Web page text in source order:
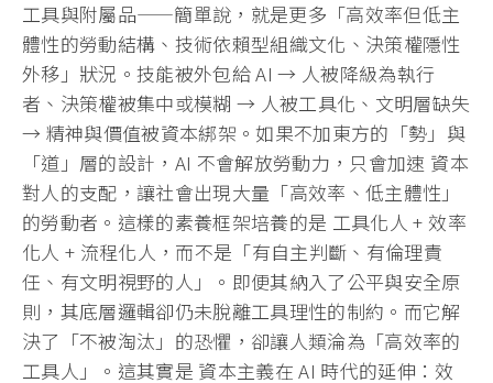
工具與附屬品——簡單說，就是更多「高效率但低主
體性的勞動結構、技術依賴型組織文化、 決策權隱性
外移」狀況。技能被外包給 AI → 人被降級為執行
者、決策權被集中或模糊 → 人被工具化、文明層缺失
→ 精神與價值被資本綁架。如果不加東方的「勢」與
「道」層的設計， AI 不會解放勞動力，只會加速 資本
對人的支配，讓社會出現大量「高效率、低主體性」
的勞動者。 這樣的素養框架培養的是 工具化人 + 效率
化人 + 流程化人，而不是「有自主判斷、有倫理責
任、有文明視野的人」。 即便其納入了公平與安全原
則， 其底層邏輯卻仍未脫離工具理性的制約。而它解
決了「不被淘汰」 的恐懼，卻讓人類淪為「高效率的
工具人」。這其實是 資本主義在 AI 時代的延伸：效